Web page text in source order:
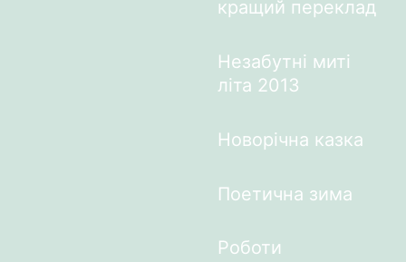
кращий переклад
Незабутні миті
літа 2013
Новорічна казка
Поетична зима
Роботи